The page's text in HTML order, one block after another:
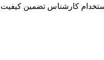
کارشناس تضمین